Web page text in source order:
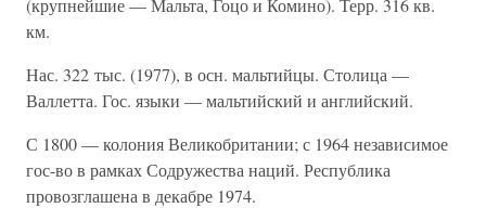
(крупнейшие — Мальта, Гоцо и Комино). Терр. 316 кв.
км.
Нас. 322 тыс. (1977), в осн. мальтийцы. Столица —
Валлетта. Гос. языки — мальтийский и английский.
С 1800 — колония Великобритании; с 1964 независимое
гос-во в рамках Содружества наций. Республика
провозглашена в декабре 1974.